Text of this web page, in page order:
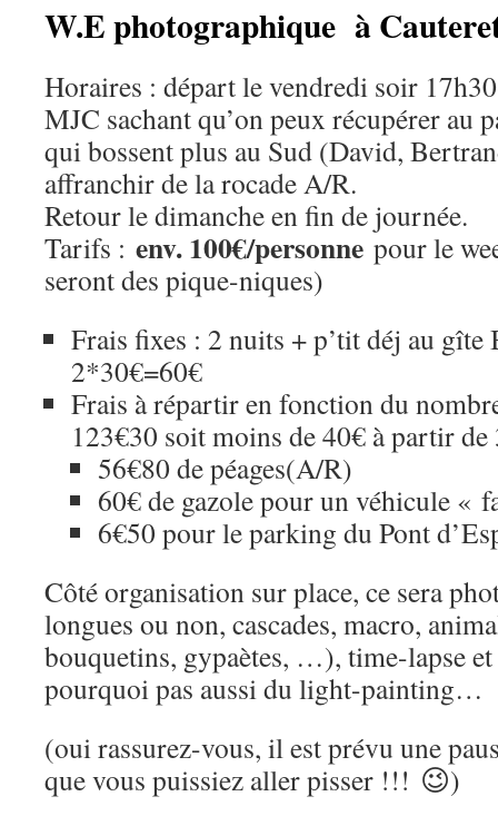
W.E photographique à
Horaires : départ le vendredi soir
MJC sachant qu’on peux récupérer au
qui bossent plus au Sud (David,
affranchir de la rocade A/R.
Retour le dimanche en fin de journée.
Tarifs : env. 100€/personne pour le
seront des pique-niques)
Frais fixes : 2 nuits + p’tit déj au gîte
2*30€=60€
Frais à répartir en fonction du
123€30 soit moins de 40€ à partir de
56€80 de péages(A/R)
60€ de gazole pour un véhicule «
6€50 pour le parking du Pont
Côté organisation sur place, ce sera
longues ou non, cascades, macro,
bouquetins, gypaètes, …), time-lapse
pourquoi pas aussi du light-painting…
(oui rassurez-vous, il est prévu une
que vous puissiez aller pisser !!! 😉)